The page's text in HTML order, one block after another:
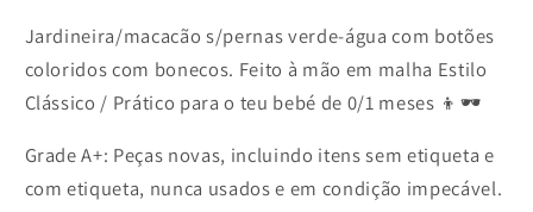
Jardineira/macacão s/pernas verde-água com botões
coloridos com bonecos. Feito à mão em malha Estilo
Clássico / Prático para o teu bebé de 0/1 meses 👦🕶️
Grade A+: Peças novas, incluindo itens sem etiqueta e
com etiqueta, nunca usados e em condição impecável.